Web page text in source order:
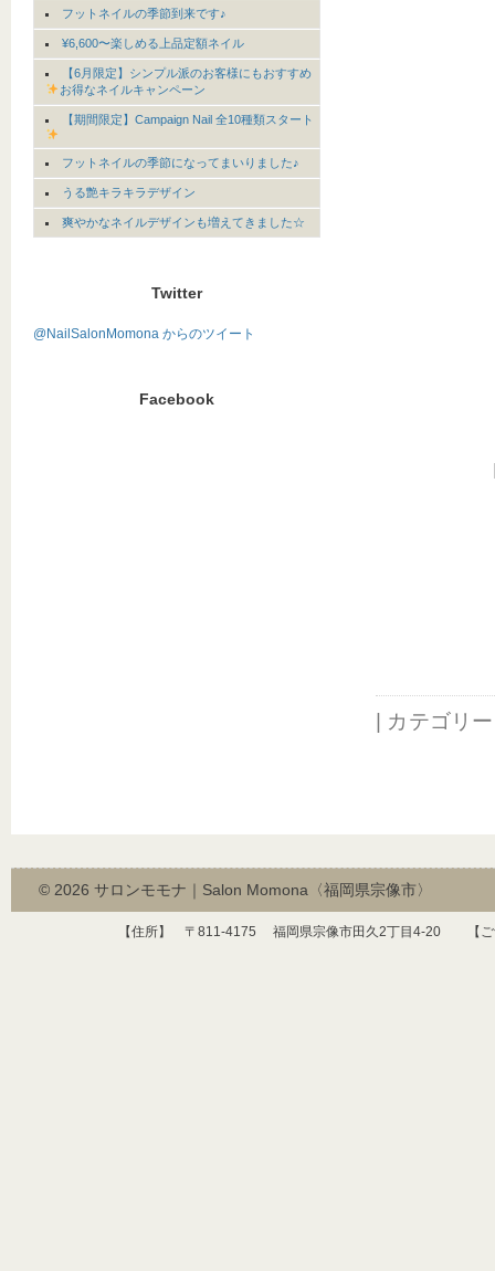
| カテゴリ
フットネイルの季節到来です♪
¥6,600〜楽しめる上品定額ネイル
【6月限定】シンプル派のお客様にもおすすめ
お得なネイルキャンペーン
【期間限定】Campaign Nail 全10種類スタート
フットネイルの季節になってまいりました♪
うる艶キラキラデザイン
爽やかなネイルデザインも増えてきました☆
Twitter
@NailSalonMomona からのツイート
Facebook
© 2026 サロンモモナ｜Salon Momona〈福岡県宗像市〉
【住所】 〒 811-4175 福岡県宗像市田久2丁目 4-20 【ご